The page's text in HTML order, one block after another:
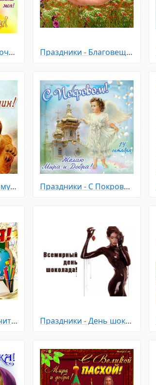
Праздники - День Дочери Праздники - Благовещение Пресвятой Богородицы
Праздники - С днем мужчин Праздники - С Покровом Пресвятой Богородицы
Праздники - День учителя Праздники - День шоколада